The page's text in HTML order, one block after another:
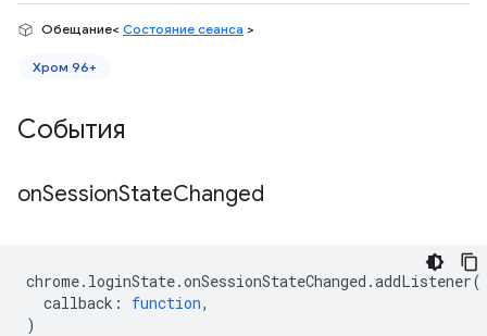
Обещание< Состояние сеанса >
Хром 96+
События
onSessionStateChanged
chrome. loginState.onSessionStateChanged .addListener(
callback : function,
)